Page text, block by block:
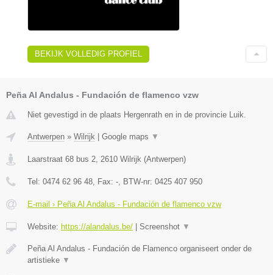
BEKIJK VOLLEDIG PROFIEL
Peña Al Andalus - Fundación de flamenco vzw
Niet gevestigd in de plaats Hergenrath en in de provincie Luik.
Antwerpen » Wilrijk | Google maps ▼
Laarstraat 68 bus 2 2610 Wilrijk (Antwerpen)
Tel: 0474 62 96 48 , Fax: - , BTW-nr: 0425 407 950
E-mail › Peña Al Andalus - Fundación de flamenco vzw
Website: https://alandalus.be/ | Screenshot ▼
Peña Al Andalus - Fundación de Flamenco organiseert onder de
artistieke ▼